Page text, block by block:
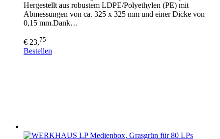
Hergestellt aus robustem LDPE/Polyethylen (PE) mit
Abmessungen von ca. 325 x 325 mm und einer Dicke von
0,15 mm.Dank…
€ 23,75
Bestellen